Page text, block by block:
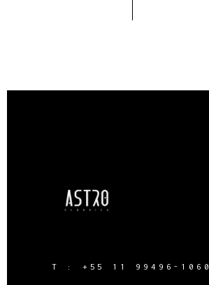
T : +55 11 99496-1060